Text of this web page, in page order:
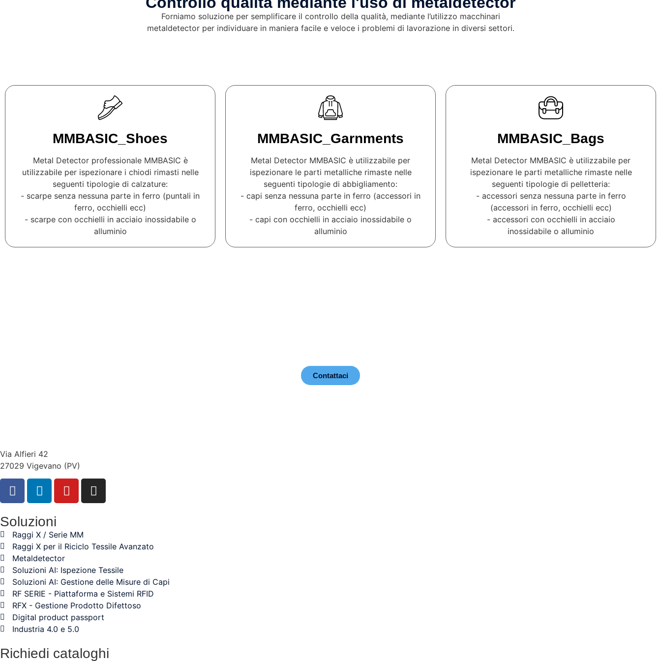
Forniamo soluzione per semplificare il controllo della qualità, mediante l’utilizzo macchinari
metaldetector per individuare in maniera facile e veloce i problemi di lavorazione in diversi settori.
MMBASIC_Shoes
Metal Detector professionale MMBASIC è
utilizzabile per ispezionare i chiodi rimasti nelle
seguenti tipologie di calzature:
- scarpe senza nessuna parte in ferro (puntali in
ferro, occhielli ecc)
- scarpe con occhielli in acciaio inossidabile o
alluminio
MMBASIC_Garnments
Metal Detector MMBASIC è utilizzabile per
ispezionare le parti metalliche rimaste nelle
seguenti tipologie di abbigliamento:
- capi senza nessuna parte in ferro (accessori in
ferro, occhielli ecc)
- capi con occhielli in acciaio inossidabile o
alluminio
MMBASIC_Bags
Metal Detector MMBASIC è utilizzabile per
ispezionare le parti metalliche rimaste nelle
seguenti tipologie di pelletteria:
- accessori senza nessuna parte in ferro
(accessori in ferro, occhielli ecc)
- accessori con occhielli in acciaio
inossidabile o alluminio
Contattaci
Via Alfieri 42
27029 Vigevano (PV)
Soluzioni
Raggi X / Serie MM
Raggi X per il Riciclo Tessile Avanzato
Metaldetector
Soluzioni AI: Ispezione Tessile
Soluzioni AI: Gestione delle Misure di Capi
RF SERIE - Piattaforma e Sistemi RFID
RFX - Gestione Prodotto Difettoso
Digital product passport
Industria 4.0 e 5.0
Richiedi cataloghi